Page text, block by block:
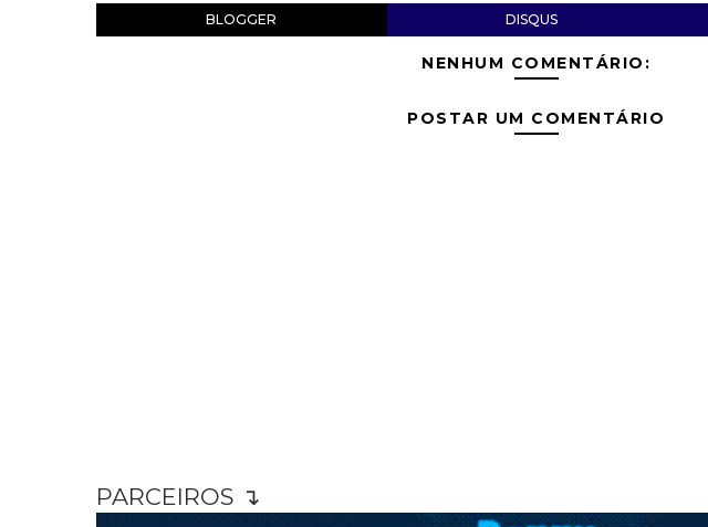
BLOGGER DISQUS
NENHUM COMENTÁRIO:
POSTAR UM COMENTÁRIO
PARCEIROS ↴